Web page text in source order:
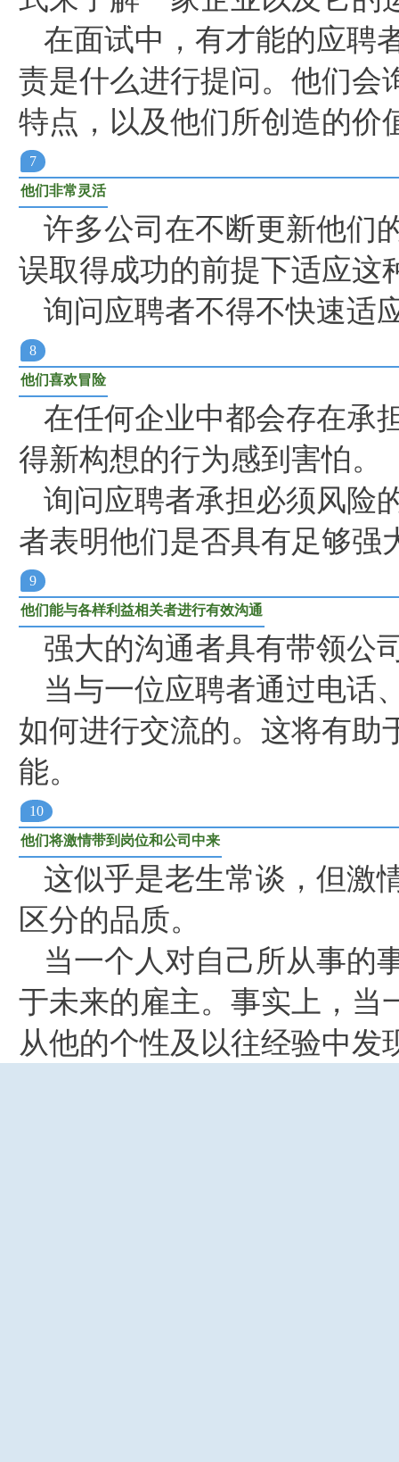
在面试中，有才能的应聘
责是什么进行提问。他们会
特点，以及他们所创造的价
7
他们非常灵活
许多公司在不断更新他们
误取得成功的前提下适应这
询问应聘者不得不快速适
8
他们喜欢冒险
在任何企业中都会存在承
得新构想的行为感到害怕。
询问应聘者承担必须风险
者表明他们是否具有足够强
9
他们能与各样利益相关者进行有效沟通
强大的沟通者具有带领公
当与一位应聘者通过电话
如何进行交流的。这将有助
能。
10
他们将激情带到岗位和公司中来
这似乎是老生常谈，但激
区分的品质。
当一个人对自己所从事的
于未来的雇主。事实上，当
从他的个性及以往经验中发